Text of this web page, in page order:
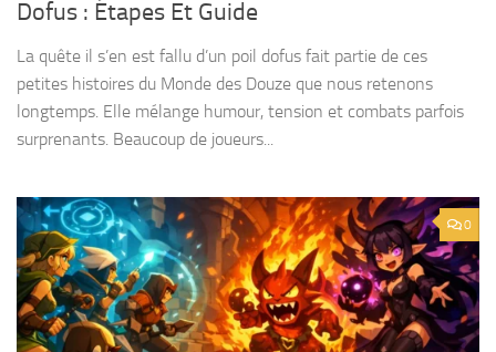
Dofus : Étapes Et Guide
La quête il s’en est fallu d’un poil dofus fait partie de ces
petites histoires du Monde des Douze que nous retenons
longtemps. Elle mélange humour, tension et combats parfois
surprenants. Beaucoup de joueurs...
0